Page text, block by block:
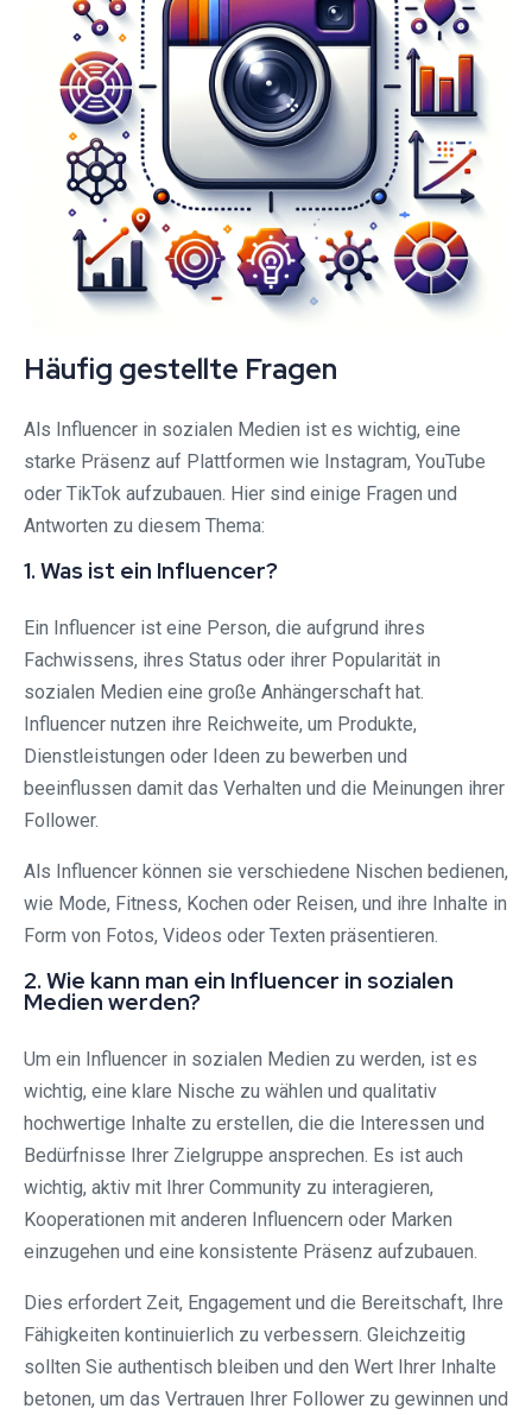
Häufig gestellte Fragen
Als Influencer in sozialen Medien ist es wichtig, eine
starke Präsenz auf Plattformen wie Instagram, YouTube
oder TikTok aufzubauen. Hier sind einige Fragen und
Antworten zu diesem Thema:
1. Was ist ein Influencer?
Ein Influencer ist eine Person, die aufgrund ihres
Fachwissens, ihres Status oder ihrer Popularität in
sozialen Medien eine große Anhängerschaft hat.
Influencer nutzen ihre Reichweite, um Produkte,
Dienstleistungen oder Ideen zu bewerben und
beeinflussen damit das Verhalten und die Meinungen ihrer
Follower.
Als Influencer können sie verschiedene Nischen bedienen,
wie Mode, Fitness, Kochen oder Reisen, und ihre Inhalte in
Form von Fotos, Videos oder Texten präsentieren.
2. Wie kann man ein Influencer in sozialen
Medien werden?
Um ein Influencer in sozialen Medien zu werden, ist es
wichtig, eine klare Nische zu wählen und qualitativ
hochwertige Inhalte zu erstellen, die die Interessen und
Bedürfnisse Ihrer Zielgruppe ansprechen. Es ist auch
wichtig, aktiv mit Ihrer Community zu interagieren,
Kooperationen mit anderen Influencern oder Marken
einzugehen und eine konsistente Präsenz aufzubauen.
Dies erfordert Zeit, Engagement und die Bereitschaft, Ihre
Fähigkeiten kontinuierlich zu verbessern. Gleichzeitig
sollten Sie authentisch bleiben und den Wert Ihrer Inhalte
betonen, um das Vertrauen Ihrer Follower zu gewinnen und